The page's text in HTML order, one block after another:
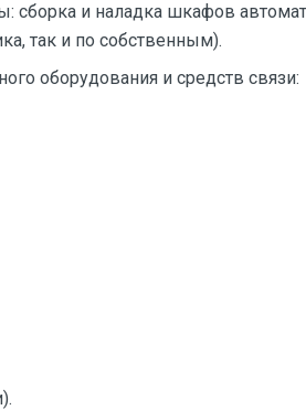
и наладка шкафов
так и по собственным).
оборудования и средств связи: